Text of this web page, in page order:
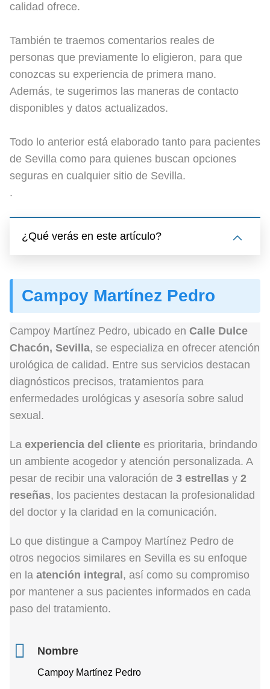
calidad ofrece.
También te traemos comentarios reales de
personas que previamente lo eligieron, para que
conozcas su experiencia de primera mano.
Además, te sugerimos las maneras de contacto
disponibles y datos actualizados.
Todo lo anterior está elaborado tanto para pacientes
de Sevilla como para quienes buscan opciones
seguras en cualquier sitio de Sevilla.
.
¿Qué verás en este artículo?
Campoy Martínez Pedro
Campoy Martínez Pedro, ubicado en Calle Dulce
Chacón, Sevilla, se especializa en ofrecer atención
urológica de calidad. Entre sus servicios destacan
diagnósticos precisos, tratamientos para
enfermedades urológicas y asesoría sobre salud
sexual.
La experiencia del cliente es prioritaria, brindando
un ambiente acogedor y atención personalizada. A
pesar de recibir una valoración de 3 estrellas y 2
reseñas, los pacientes destacan la profesionalidad
del doctor y la claridad en la comunicación.
Lo que distingue a Campoy Martínez Pedro de
otros negocios similares en Sevilla es su enfoque
en la atención integral , así como su compromiso
por mantener a sus pacientes informados en cada
paso del tratamiento.
Nombre
Campoy Martínez Pedro